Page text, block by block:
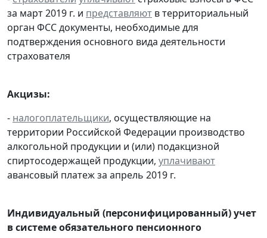
за март 2019 г. и представляют в территориальный
орган ФСС документы, необходимые для
подтверждения основного вида деятельности
страхователя
Акцизы:
- налогоплательщики, осуществляющие на
территории Российской Федерации производство
алкогольной продукции и (или) подакцизной
спиртосодержащей продукции, уплачивают
авансовый платеж за апрель 2019 г.
Индивидуальный (персонифицированный) учет
в системе обязательного пенсионного